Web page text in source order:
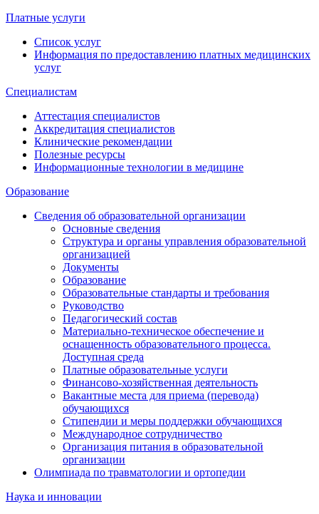
Платные услуги
Список услуг
Информация по предоставлению платных медицинских
услуг
Специалистам
Аттестация специалистов
Аккредитация специалистов
Клинические рекомендации
Полезные ресурсы
Информационные технологии в медицине
Образование
Сведения об образовательной организации
Основные сведения
Структура и органы управления образовательной
организацией
Документы
Образование
Образовательные стандарты и требования
Руководство
Педагогический состав
Материально-техническое обеспечение и
оснащенность образовательного процесса.
Доступная среда
Платные образовательные услуги
Финансово-хозяйственная деятельность
Вакантные места для приема (перевода)
обучающихся
Стипендии и меры поддержки обучающихся
Международное сотрудничество
Организация питания в образовательной
организации
Олимпиада по травматологии и ортопедии
Наука и инновации